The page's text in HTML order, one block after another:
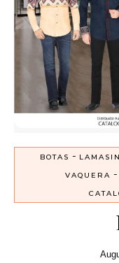
BOTAS -
VAQUERA -